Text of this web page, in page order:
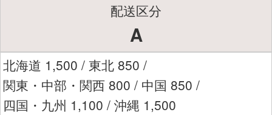
配送区分
A
北海道 1,500 / 東北 850 /
関東・中部・関西 800 / 中国 850 /
四国・九州 1,100 / 沖縄 1,500